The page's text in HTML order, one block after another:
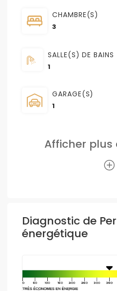
CHAMBRE(S)
3
SALLE(S) DE BAINS
1
GARAGE(S)
1
Diagnostic de
énergétique